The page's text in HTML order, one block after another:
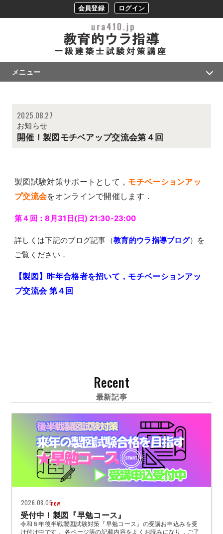
会員登録 ログイン
メニュー
2025.08.27
お知らせ
開催！製図モチベアップ交流会第４回
製図試験対策サポートとして， モチベーションアッ
プ交流会をオンラインで開催します．
第４回：8月31日(日) 21:30-23:00
詳しくは下記のブログ記事（教育的ウラ指導ブログ）を
ご覧ください．
【製図】昨年合格者を招いて，モチベーションアッ
プ交流会 第４回
Recent
最新記事
2026.08.05new
受付中！製図『早勉コース』
令和８年後半戦製図試験対策『早勉コース』の受講お申込みを受
け付け中です． 各ページ等の記載内容をよくお読みになり，ご了